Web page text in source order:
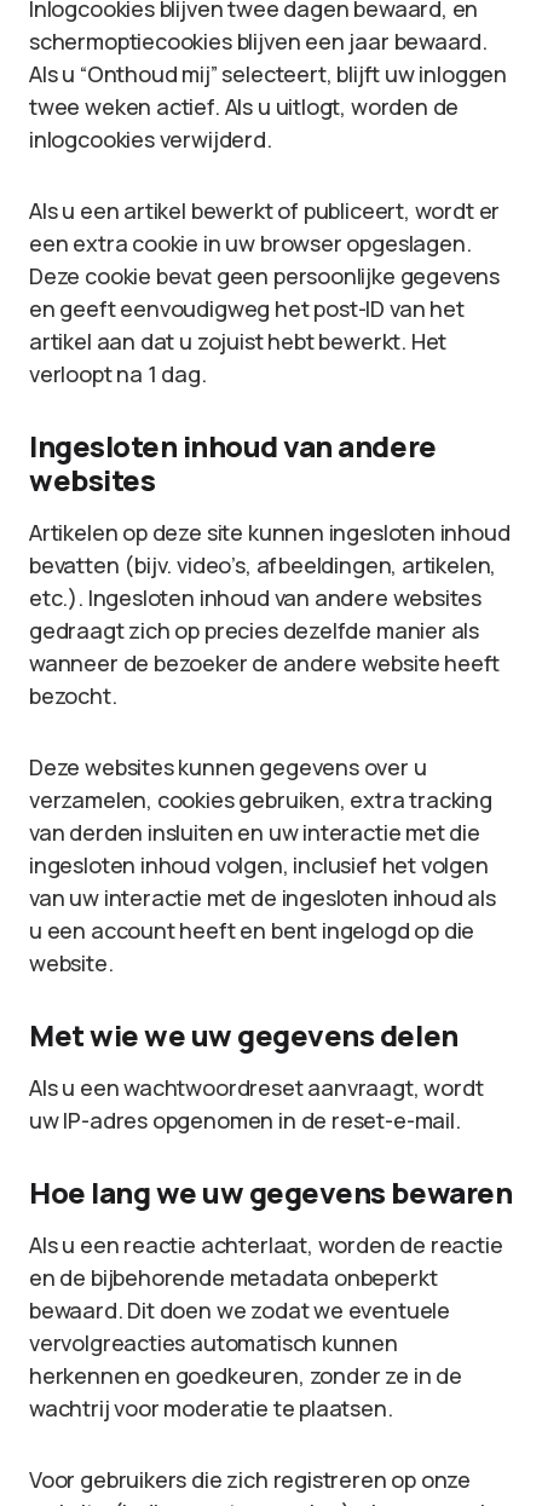
Inlogcookies blijven twee dagen bewaard, en
schermoptiecookies blijven een jaar bewaard.
Als u “Onthoud mij” selecteert, blijft uw inloggen
twee weken actief. Als u uitlogt, worden de
inlogcookies verwijderd.
Als u een artikel bewerkt of publiceert, wordt er
een extra cookie in uw browser opgeslagen.
Deze cookie bevat geen persoonlijke gegevens
en geeft eenvoudigweg het post-ID van het
artikel aan dat u zojuist hebt bewerkt. Het
verloopt na 1 dag.
Ingesloten inhoud van andere
websites
Artikelen op deze site kunnen ingesloten inhoud
bevatten (bijv. video’s, afbeeldingen, artikelen,
etc.). Ingesloten inhoud van andere websites
gedraagt zich op precies dezelfde manier als
wanneer de bezoeker de andere website heeft
bezocht.
Deze websites kunnen gegevens over u
verzamelen, cookies gebruiken, extra tracking
van derden insluiten en uw interactie met die
ingesloten inhoud volgen, inclusief het volgen
van uw interactie met de ingesloten inhoud als
u een account heeft en bent ingelogd op die
website.
Met wie we uw gegevens delen
Als u een wachtwoordreset aanvraagt, wordt
uw IP-adres opgenomen in de reset-e-mail.
Hoe lang we uw gegevens bewaren
Als u een reactie achterlaat, worden de reactie
en de bijbehorende metadata onbeperkt
bewaard. Dit doen we zodat we eventuele
vervolgreacties automatisch kunnen
herkennen en goedkeuren, zonder ze in de
wachtrij voor moderatie te plaatsen.
Voor gebruikers die zich registreren op onze